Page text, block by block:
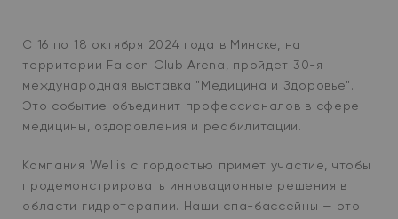
С 16 по 18 октября 2024 года в Минске, на
территории Falcon Club Arena, пройдет 30-я
международная выставка "Медицина и Здоровье".
Это событие объединит профессионалов в сфере
медицины, оздоровления и реабилитации.
Компания Wellis с гордостью примет участие, чтобы
продемонстрировать инновационные решения в
области гидротерапии. Наши спа-бассейны — это